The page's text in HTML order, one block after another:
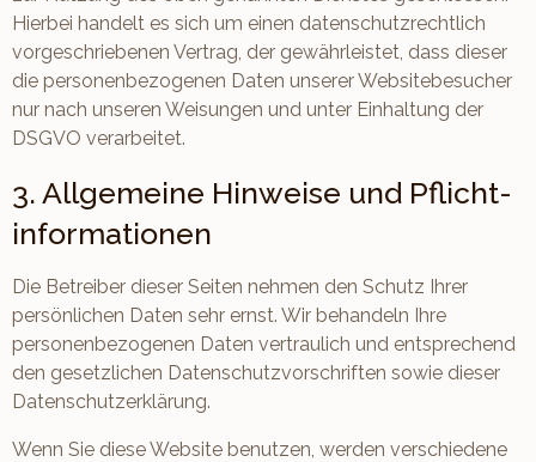
Hierbei handelt es sich um einen datenschutzrechtlich
vorgeschriebenen Vertrag, der gewährleistet, dass dieser
die personenbezogenen Daten unserer Websitebesucher
nur nach unseren Weisungen und unter Einhaltung der
DSGVO verarbeitet.
3. Allgemeine Hinweise und Pflicht­
informationen
Die Betreiber dieser Seiten nehmen den Schutz Ihrer
persönlichen Daten sehr ernst. Wir behandeln Ihre
personenbezogenen Daten vertraulich und entsprechend
den gesetzlichen Datenschutzvorschriften sowie dieser
Datenschutzerklärung.
Wenn Sie diese Website benutzen, werden verschiedene